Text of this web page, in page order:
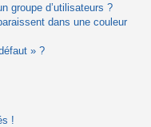
groupe d’utilisateurs ?
dans une couleur
» ?
!